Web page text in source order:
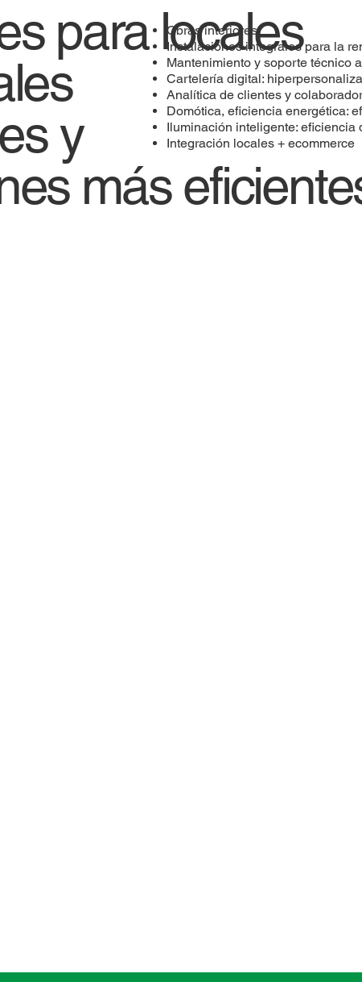
para locales
y
más
Obras interiores.
Instalaciones integrales para la
Mantenimiento y soporte técnico
Cartelería digital:
Analítica de clientes y
Domótica, eficiencia energética:
Iluminación inteligente: eficiencia
Integración locales + ecommerce